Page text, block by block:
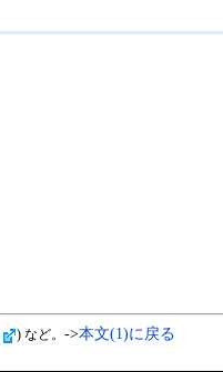
) など。 ->本文(1)に戻る